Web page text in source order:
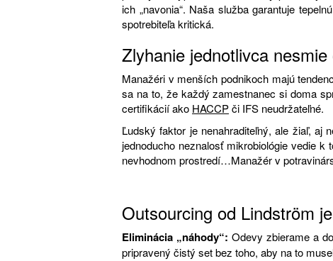
ich „navonia“. Naša služba garantuje
spotrebiteľa kritická.
Zlyhanie jednotlivca
Manažéri v menších podnikoch majú
sa na to, že každý zamestnanec si doma
certifikácií ako HACCPči IFS neudržateľné.
Ľudský faktor je nenahraditeľný, ale žiaľ, aj
jednoducho neznalosť mikrobiológie vedie
nevhodnom prostredí…Manažér v
Outsourcing od Lindström
Eliminácia „náhody“: Odevy zbierame a
pripravený čistý set bez toho, aby na to